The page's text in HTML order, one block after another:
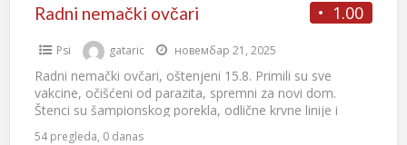
1.00
Radni nemački ovčari
Psi gataric новембар 21, 2025
Radni nemački ovčari, oštenjeni 15.8. Primili su sve
vakcine, očišćeni od parazita, spremni za novi dom.
Štenci su šampionskog porekla, odlične krvne linije i
pedigrea.
54 pregleda, 0 danas